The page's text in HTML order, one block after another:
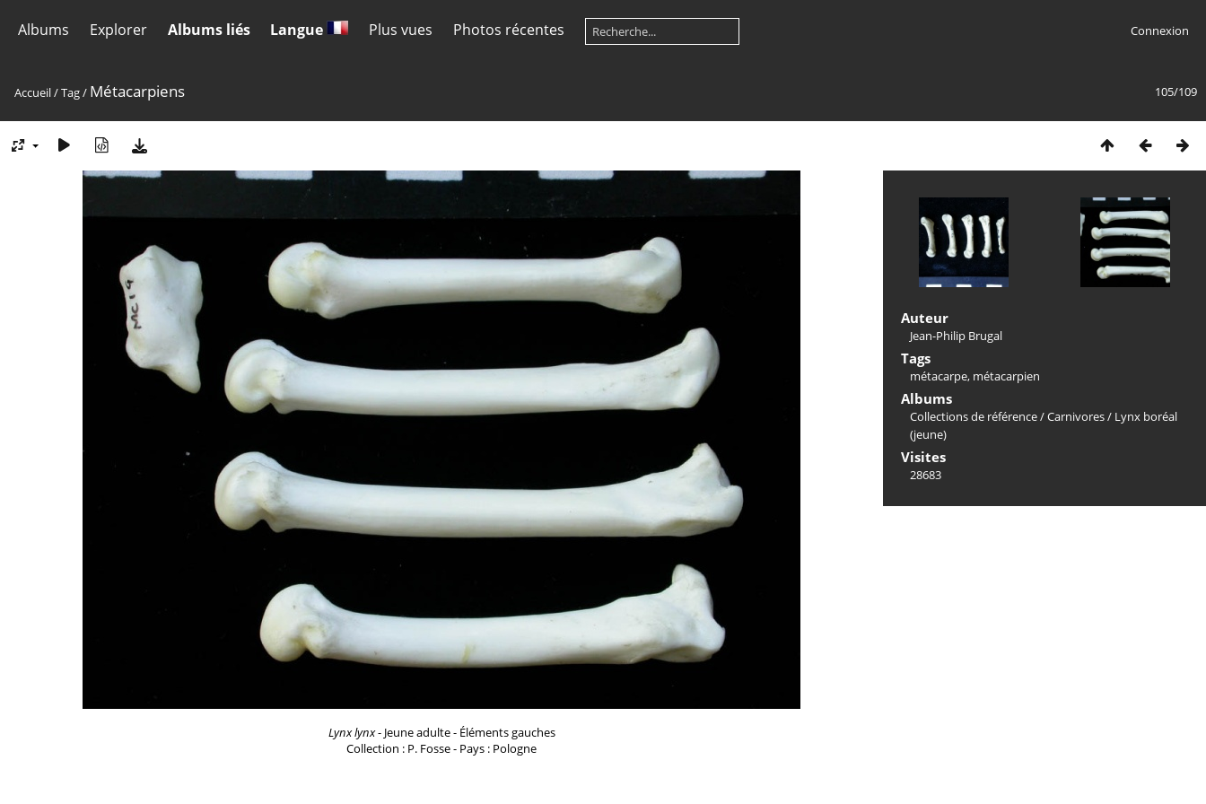
Albums Explorer Albums liés Langue Plus vues Photos récentes Connexion
105/109
Accueil/Tag/ Métacarpiens
Lynx lynx- Jeune adulte - Éléments gauches
Collection : P. Fosse - Pays : Pologne
Auteur
Jean-Philip Brugal
Tags
métacarpe, métacarpien
Albums
Collections de référence/Carnivores/ Lynx boréal
(jeune)
Visites
28683